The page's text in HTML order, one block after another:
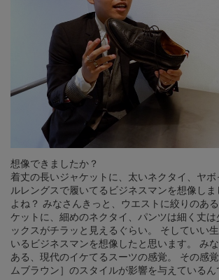
想像できましたか？
着丈の長いジャケットに、太いネクタイ、ヤボ
ルレングスで履いてるビジネスマンを想像し
よね？ みなさんきっと、ウエストに絞りのあ
ケットに、細めのネクタイ、パンツは細く丈は
ックスがチラッと見えるぐらい。 そしていい
いるビジネスマンを想像したと思います。 み
ある、現代のイケてるスーツの感覚。 その感
ムブラウン］のスタイルが影響を与えているん